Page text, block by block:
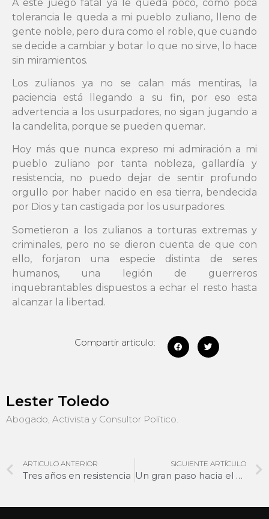
A este juego fatal ya le queda poco, como poca
tolerancia le queda a mi pueblo zuliano, lleno de
gente noble, pero dura como el roble, que cuando
se decide a cambiar y botar lo que no sirve, lo hace
sin miramientos.
Los zulianos ya no se calan más mentiras, la
paciencia está llegando a su fin, por eso esta
advertencia a los usurpadores, no sigan jugando a
la candelita, porque se pueden quemar.
Hoy más que nunca expreso mi admiración a mi
pueblo zuliano por tanta nobleza, gallardía y
resistencia, no puedo dejar de sentir profundo
orgullo por haber nacido en esa tierra, bendecida
por Dios y tan castigada por los usurpadores.
Sometieron a los zulianos a torturas extremas y
criminales, pero no se dieron cuenta de que con
ello, forjaron una especie distinta de seres
humanos, una legión de guerreros
inquebrantables dispuestos a echar el resto hasta
alcanzar la libertad.
Compartir articulo:
Lester Toledo
Abogado, Activista y Consultor Político.
ARTICULO ANTERIOR
Tres años en resistencia
SIGUIENTE ARTÍCULO
Un gran paso hacia el cese de Maduro